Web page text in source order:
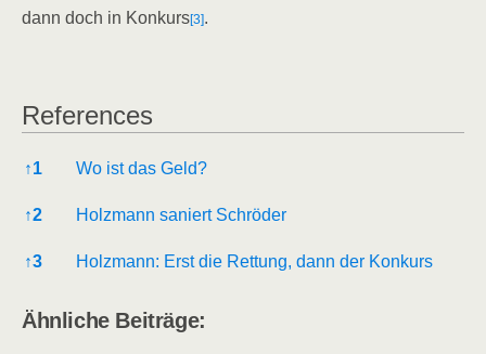
dann doch in Kon­kurs[3].
Refe­ren­ces
Refe­ren­ces
↑1 Wo ist das Geld?
↑2 Holz­mann saniert Schröder
↑3 Holz­mann: Erst die Ret­tung, dann der Konkurs
Ähn­li­che Beiträge: